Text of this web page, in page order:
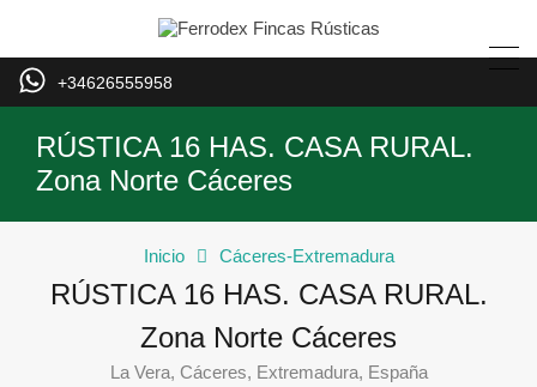
+34626555958
RÚSTICA 16 HAS. CASA RURAL.
Zona Norte Cáceres
Inicio Cáceres-Extremadura
RÚSTICA 16 HAS. CASA RURAL.
Zona Norte Cáceres
La Vera, Cáceres, Extremadura, España